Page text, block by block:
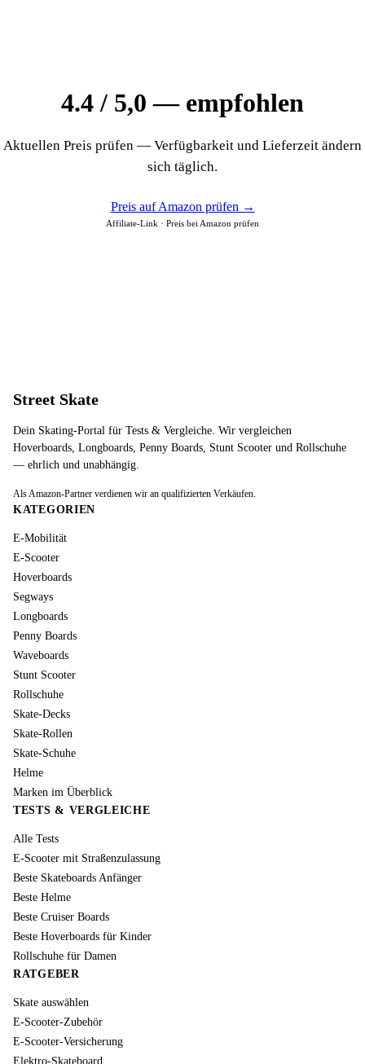
4.4 / 5,0 — empfohlen
Aktuellen Preis prüfen — Verfügbarkeit und Lieferzeit ändern
sich täglich.
Preis auf Amazon prüfen →
Affiliate-Link · Preis bei Amazon prüfen
Street Skate
Dein Skating-Portal für Tests & Vergleiche. Wir vergleichen
Hoverboards, Longboards, Penny Boards, Stunt Scooter und Rollschuhe
— ehrlich und unabhängig.
Als Amazon-Partner verdienen wir an qualifizierten Verkäufen.
KATEGORIEN
E-Mobilität
E-Scooter
Hoverboards
Segways
Longboards
Penny Boards
Waveboards
Stunt Scooter
Rollschuhe
Skate-Decks
Skate-Rollen
Skate-Schuhe
Helme
Marken im Überblick
TESTS & VERGLEICHE
Alle Tests
E-Scooter mit Straßenzulassung
Beste Skateboards Anfänger
Beste Helme
Beste Cruiser Boards
Beste Hoverboards für Kinder
Rollschuhe für Damen
RATGEBER
Skate auswählen
E-Scooter-Zubehör
E-Scooter-Versicherung
Elektro-Skateboard